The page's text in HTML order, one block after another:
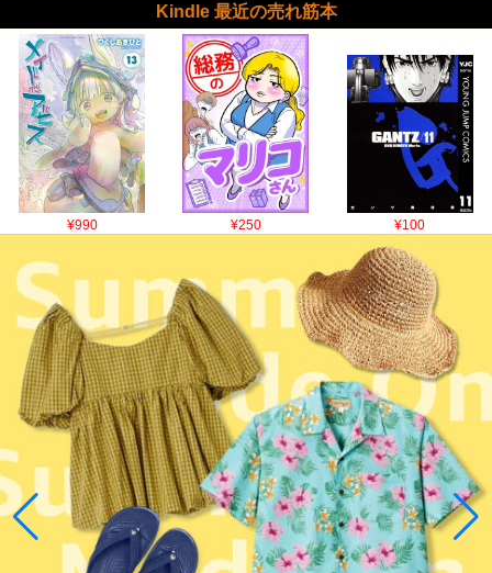
Kindle 最近の売れ筋本
¥990 ¥250 ¥100